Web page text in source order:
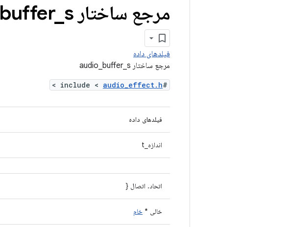
مرجع ساختار audio buffer_ s
فیلدهای داده
مرجع ساختار audio_buffer_s
#include <
audio_effect.h
>
فیلدهای داده
اندازه_t
اتحاد. اتصال {
خالی * خام